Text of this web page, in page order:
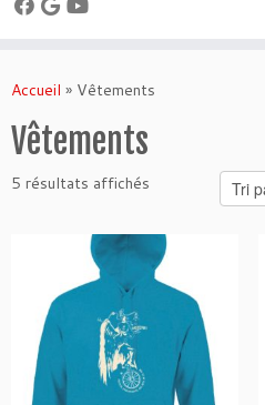
toAccueil » Vêtements
Vêtements
5 résultats affichés